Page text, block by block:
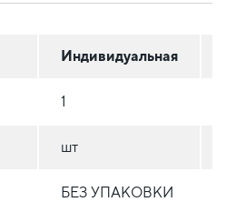
Индивидуальная
1
шт
БЕЗ УПАКОВКИ